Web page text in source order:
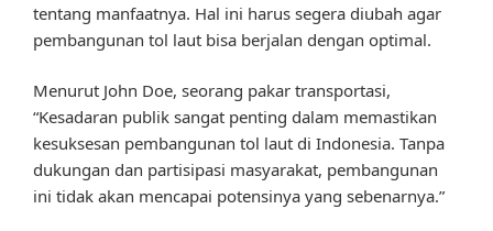
tentang manfaatnya. Hal ini harus segera diubah agar
pembangunan tol laut bisa berjalan dengan optimal.
Menurut John Doe, seorang pakar transportasi,
“Kesadaran publik sangat penting dalam memastikan
kesuksesan pembangunan tol laut di Indonesia. Tanpa
dukungan dan partisipasi masyarakat, pembangunan
ini tidak akan mencapai potensinya yang sebenarnya.”